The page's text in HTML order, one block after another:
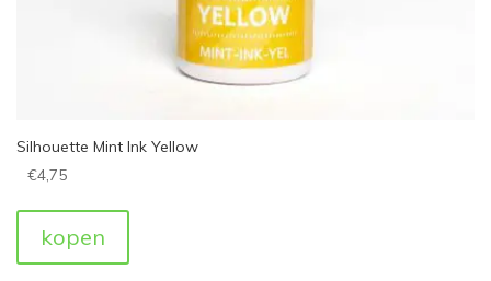
Silhouette Mint Ink Yellow
€4,75
kopen